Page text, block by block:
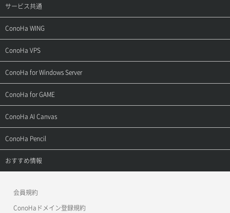
サービス共通
サポートトップ
ご契約・お支払い
用語集
お問い合わせ
ConoHa WING
サポートトップ
ご利用ガイド
お乗り換えガイド
よくある質問
ConoHa VPS
サポートトップ
ご利用ガイド
APIドキュメントVPS2.0
APIドキュメントVPS3.0
ConoHa for Windows Server
サポートトップ
ご利用ガイド
APIドキュメントVPS2.0
APIドキュメントVPS3.0
ConoHa for GAME
サポートトップ
ご利用ガイド
ConoHa AI Canvas
サポートトップ
ご利用ガイド
ConoHa Pencil
サポートトップ
おすすめ情報
会員規約
ConoHaドメイン登録規約